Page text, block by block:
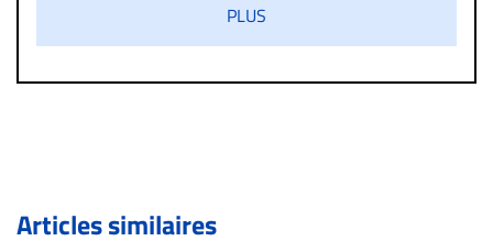
diffamatoire. Si malgré cette politique de modération,
un commentaire publié sur le site vous dérange, prenez
immédiatement contact par courriel (info@droit-
de validation, un droit de réponse.
PLUS
Articles similaires